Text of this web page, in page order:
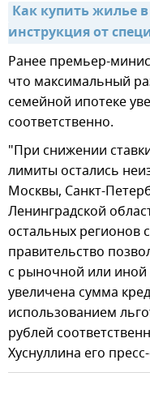
Как купить жилье
инструкция от
Ранее премьер-
что максимальный
семейной ипотеке
соответственно.
"При снижении
лимиты остались
Москвы, Санкт-
Ленинградской
остальных регионов
правительство
с рыночной или иной
увеличена сумма
использованием
рублей
Хуснуллина его